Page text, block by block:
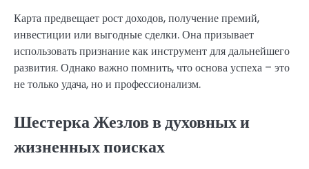
Карта предвещает рост доходов, получение премий,
инвестиции или выгодные сделки. Она призывает
использовать признание как инструмент для дальнейшего
развития. Однако важно помнить, что основа успеха – это
не только удача, но и профессионализм.
Шестерка Жезлов в духовных и
жизненных поисках